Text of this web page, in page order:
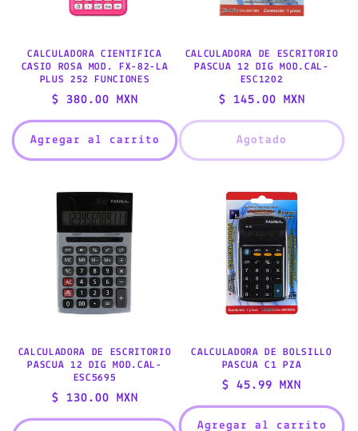
CALCULADORA CIENTIFICA
CASIO ROSA MOD. FX-82-LA
PLUS 252 FUNCIONES
Precio
habitual
$ 380.00 MXN
Agregar al carrito
CALCULADORA DE ESCRITORIO
PASCUA 12 DIG MOD.CAL-
ESC1202
Precio
habitual
$ 145.00 MXN
Agotado
CALCULADORA DE ESCRITORIO
PASCUA 12 DIG MOD.CAL-
ESC5695
Precio
habitual
$ 130.00 MXN
CALCULADORA DE BOLSILLO
PASCUA C1 PZA
Precio
habitual
$ 45.99 MXN
Agregar al carrito